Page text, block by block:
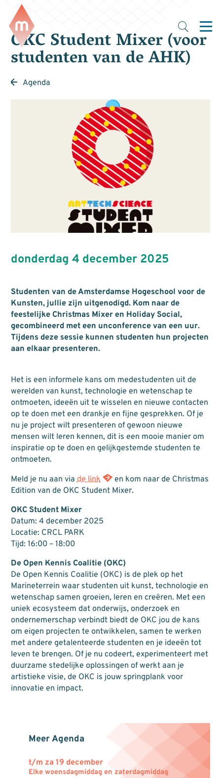
OKC Student Mixer (voor
studenten van de AHK)
Agenda
donderdag 4 december 2025
Studenten van de Amsterdamse Hogeschool voor de
Kunsten, jullie zijn uitgenodigd. Kom naar de
feestelijke Christmas Mixer en Holiday Social,
gecombineerd met een unconference van een uur.
Tijdens deze sessie kunnen studenten hun projecten
aan elkaar presenteren.
Het is een informele kans om medestudenten uit de
werelden van kunst, technologie en wetenschap te
ontmoeten, ideeën uit te wisselen en nieuwe contacten
op te doen met een drankje en fijne gesprekken. Of je
nu je project wilt presenteren of gewoon nieuwe
mensen wilt leren kennen, dit is een mooie manier om
inspiratie op te doen en gelijkgestemde studenten te
ontmoeten.
Meld je nu aan viade link
en kom naar de Christmas
Edition van de OKC Student Mixer.
OKC Student Mixer
Datum: 4 december 2025
Locatie: CRCL PARK
Tijd: 16:00 – 18:00
De Open Kennis Coalitie (OKC)
De Open Kennis Coalitie (OKC) is de plek op het
Marineterrein waar studenten uit kunst, technologie en
wetenschap samen groeien, leren en creëren. Met een
uniek ecosysteem dat onderwijs, onderzoek en
ondernemerschap verbindt biedt de OKC jou de kans
om eigen projecten te ontwikkelen, samen te werken
met andere getalenteerde studenten en je ideeën tot
leven te brengen. Of je nu codeert, experimenteert met
duurzame stedelijke oplossingen of werkt aan je
artistieke visie, de OKC is jouw springplank voor
innovatie en impact.
Meer Agenda
t/m za 19 december
Elke woensdagmiddag en zaterdagmiddag